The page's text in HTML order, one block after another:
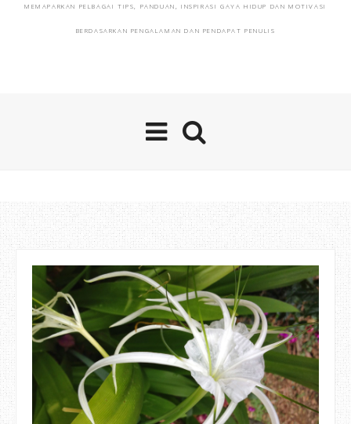
MEMAPARKAN PELBAGAI TIPS, PANDUAN, INSPIRASI GAYA HIDUP DAN MOTIVASI
BERDASARKAN PENGALAMAN DAN PENDAPAT PENULIS